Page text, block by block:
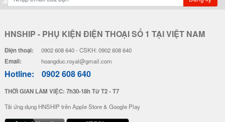
HNSHIP - PHỤ KIỆN ĐIỆN THOẠI SỐ 1 TẠI VIỆT NAM
Điện thoại: 0902 608 640 - CSKH: 0902 608 640
Email: hoangduc.royal@gmail.com
Hotline: 0902 608 640
THỜI GIAN LÀM VIỆC: 7h30-18h Từ T2 - T7
Tải ứng dụng HNSHIP trên Apple Store & Google Play